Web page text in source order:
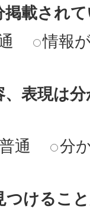
載され
情報
表現は
通 分
つけるこ